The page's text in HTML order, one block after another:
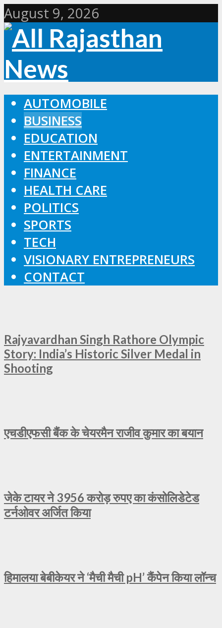
August 9, 2026
AUTOMOBILE
BUSINESS
EDUCATION
ENTERTAINMENT
FINANCE
HEALTH CARE
POLITICS
SPORTS
TECH
VISIONARY ENTREPRENEURS
CONTACT
Rajyavardhan Singh Rathore Olympic
Story: India’s Historic Silver Medal in
Shooting
एचडीएफसी बैंक के चेयरमैन राजीव कुमार का बयान
जेके टायर ने 3956 करोड़ रुपए का कंसोलिडेटेड
टर्नओवर अर्जित किया
हिमालया बेबीकेयर ने ‘मैची मैची pH’ कैंपेन किया लॉन्च